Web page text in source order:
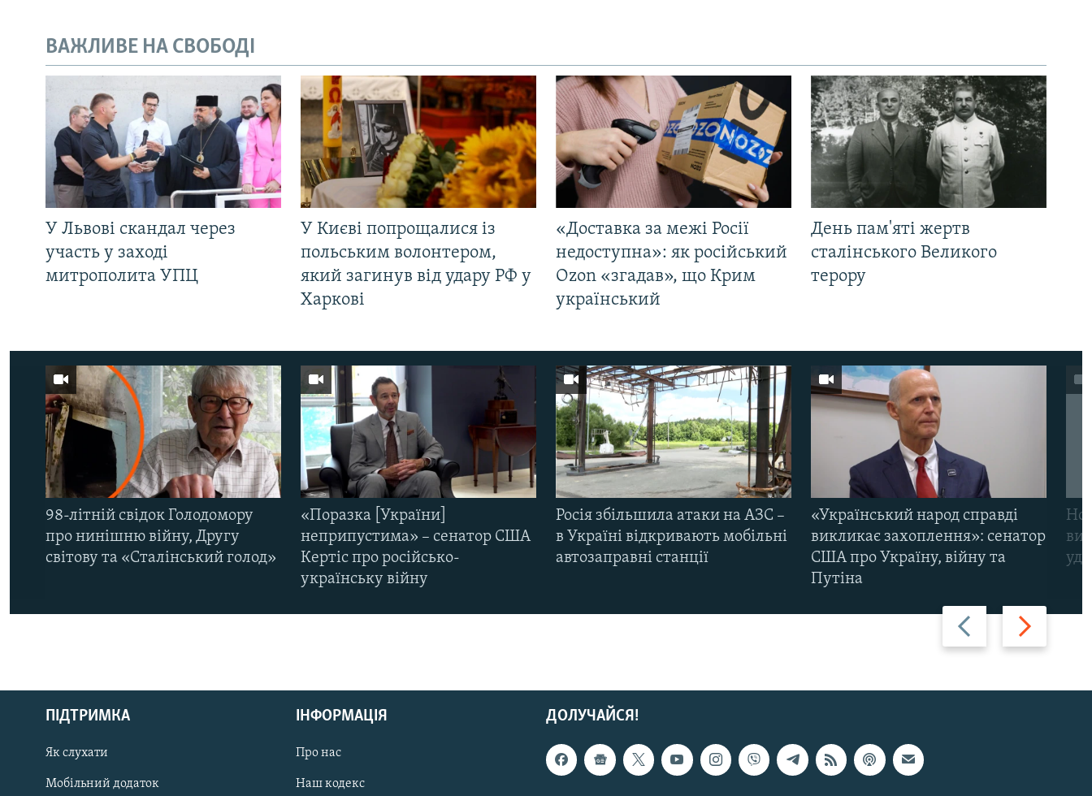
РУС
ДОЛУЧАЙСЯ!
ВАЖЛИВЕ НА СВОБОДІ
У Львові скандал через
участь у заході
митрополита УПЦ
У Києві попрощалися із
польським волонтером,
який загинув від удару РФ у
Харкові
«Доставка за межі Росії
недоступна»: як російський
Ozon «згадав», що Крим
український
День пам'яті жертв
сталінського Великого
терору
Назад Вперед
98-літній свідок Голодомору
про нинішню війну, Другу
світову та «Сталінський голод»
«Поразка [України]
неприпустима» – сенатор США
Кертіс про російсько-
українську війну
Росія збільшила атаки на АЗС –
в Україні відкривають мобільні
автозаправні станції
«Український народ справді
викликає захоплення»: сенатор
США про Україну, війну та
Путіна
ДОЛУЧАЙСЯ!
ПІДТРИМКА
Як слухати
Мобільний додаток
ІНФОРМАЦІЯ
Про нас
Наш кодекс